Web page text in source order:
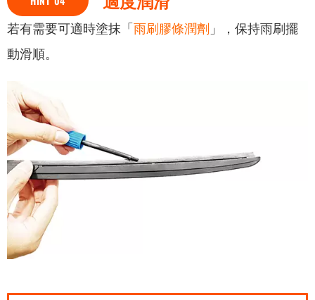
若有需要可適時塗抹「 雨刷膠條潤劑 」，保持雨刷擺
動滑順。